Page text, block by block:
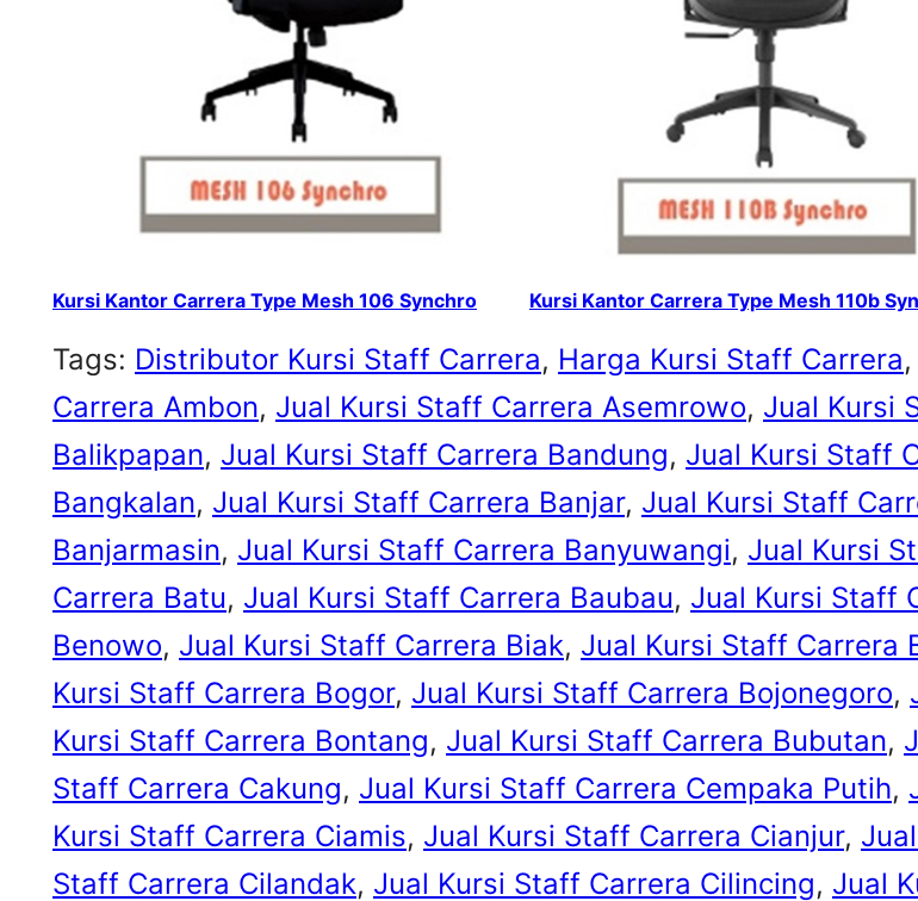
Kursi Kantor Carrera Type Mesh 106 Synchro Kursi Kantor Carrera Type Mesh 110b
Tags: Distributor Kursi Staff Carrera, Harga Kursi Staff Carrera,
Carrera Ambon, Jual Kursi Staff Carrera Asemrowo, Jual Kursi
Balikpapan, Jual Kursi Staff Carrera Bandung, Jual Kursi Staff
Bangkalan, Jual Kursi Staff Carrera Banjar, Jual Kursi Staff
Banjarmasin, Jual Kursi Staff Carrera Banyuwangi, Jual Kursi
Carrera Batu, Jual Kursi Staff Carrera Baubau, Jual Kursi Staff
Benowo, Jual Kursi Staff Carrera Biak, Jual Kursi Staff Carrera
Kursi Staff Carrera Bogor, Jual Kursi Staff Carrera Bojonegoro,
Kursi Staff Carrera Bontang, Jual Kursi Staff Carrera Bubutan,
Staff Carrera Cakung, Jual Kursi Staff Carrera Cempaka Putih,
Kursi Staff Carrera Ciamis, Jual Kursi Staff Carrera Cianjur,
Staff Carrera Cilandak, Jual Kursi Staff Carrera Cilincing, Jual